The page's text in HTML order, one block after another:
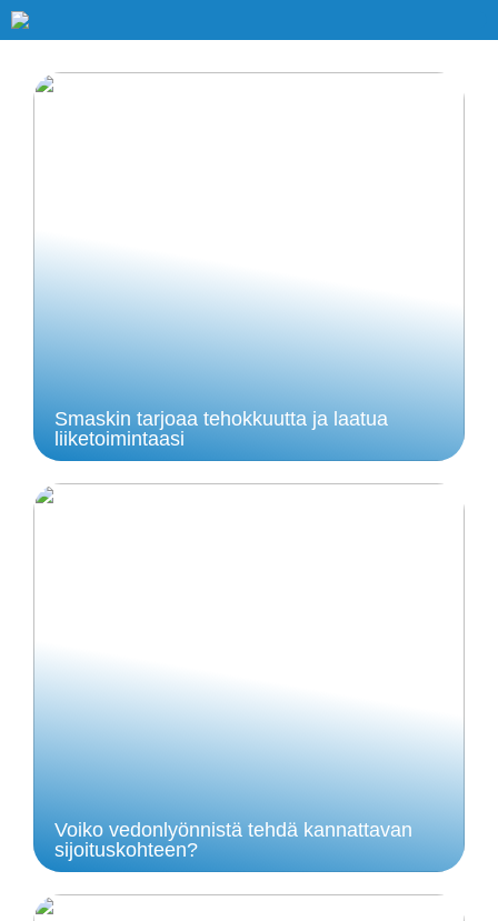
Smaskin tarjoaa tehokkuutta ja laatua
liiketoimintaasi
Voiko vedonlyönnistä tehdä kannattavan
sijoituskohteen?